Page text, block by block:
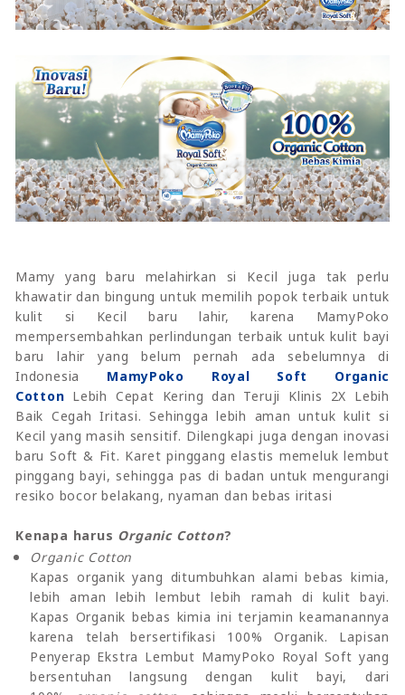
Mamy yang baru melahirkan si Kecil juga tak perlu
khawatir dan bingung untuk memilih popok terbaik untuk
kulit si Kecil baru lahir, karena MamyPoko
mempersembahkan perlindungan terbaik untuk kulit bayi
baru lahir yang belum pernah ada sebelumnya di
Indonesia MamyPoko Royal Soft Organic
Cotton Lebih Cepat Kering dan Teruji Klinis 2X Lebih
Baik Cegah Iritasi. Sehingga lebih aman untuk kulit si
Kecil yang masih sensitif. Dilengkapi juga dengan inovasi
baru Soft & Fit. Karet pinggang elastis memeluk lembut
pinggang bayi, sehingga pas di badan untuk mengurangi
resiko bocor belakang, nyaman dan bebas iritasi
Kenapa harus Organic Cotton?
Organic Cotton
Kapas organik yang ditumbuhkan alami bebas kimia,
lebih aman lebih lembut lebih ramah di kulit bayi.
Kapas Organik bebas kimia ini terjamin keamanannya
karena telah bersertifikasi 100% Organik. Lapisan
Penyerap Ekstra Lembut MamyPoko Royal Soft yang
bersentuhan langsung dengan kulit bayi, dari